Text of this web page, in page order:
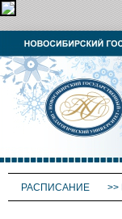
РАСПИСАНИЕ >>